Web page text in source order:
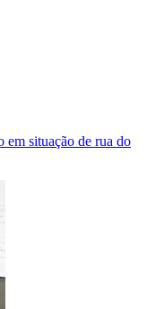
em situação de rua do